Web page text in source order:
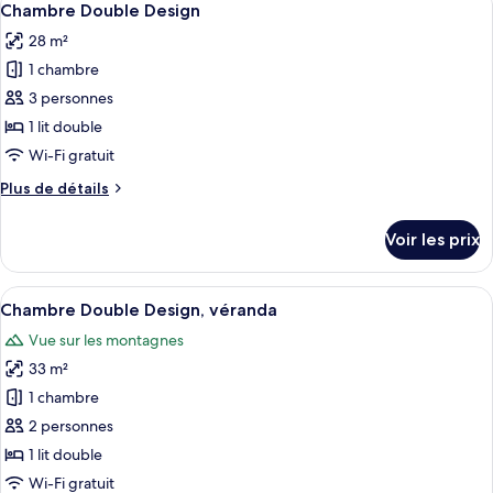
de
Chambre
Double
balcon
toutes
les
photos
pour
ce
type
chambre :
Design
3
Chambre Double Design
28 m²
1 chambre
3 personnes
1 lit double
Wi-Fi gratuit
Plus de détails
Plus
le
type
de
Chambre
Double
Design
Voir les prix
Afficher
toutes
les
photos
pour
ce
type
de
Une chambre moderne avec un
5
Chambre Double Design, véranda
Vue sur les montagnes
33 m²
1 chambre
2 personnes
1 lit double
Wi-Fi gratuit